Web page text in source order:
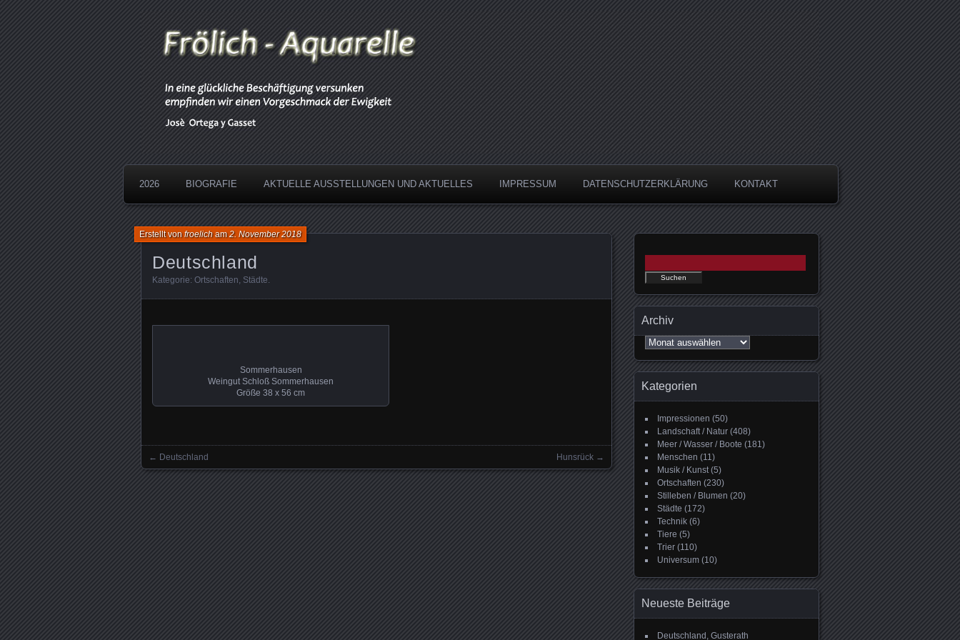
Froelich
Aquarelle
2026 BIOGRAFIE AKTUELLE AUSSTELLUNGEN UND AKTUELLES IMPRESSUM DATENSCHUTZERKLÄRUNG KONTAKT
Deutschland
Erstellt vonfroelicham2. November 2018
Kategorie: Ortschaften, Städte.
Sommerhausen
Weingut Schloß Sommerhausen
Größe 38 x 56 cm
Beitrag Navigation
← Deutschland Hunsrück →
Archiv
Archiv
Kategorien
Impressionen (50)
Landschaft / Natur (408)
Meer / Wasser / Boote (181)
Menschen (11)
Musik / Kunst(5)
Ortschaften (230)
Stilleben / Blumen (20)
Städte (172)
Technik (6)
Tiere (5)
Trier (110)
Universum (10)
Neueste Beiträge
Deutschland, Gusterath